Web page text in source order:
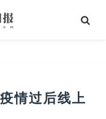
情过后线上